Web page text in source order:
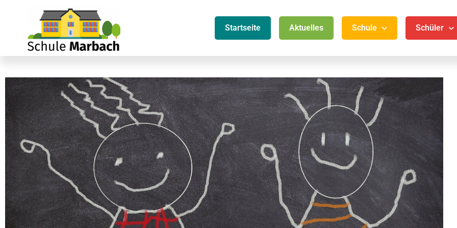
Startseite Aktuelles Schule Schüler